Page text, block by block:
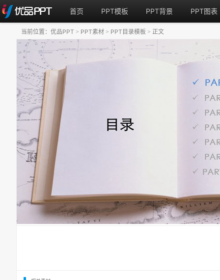
首页 PPT模板 PPT背景 PPT图表
当前位置： 优品PPT > PPT素材 > PPT目录模板 > 正文